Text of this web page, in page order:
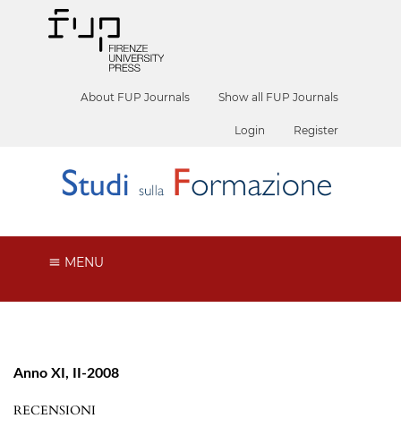
About FUP Journals Show all FUP Journals
Login Register
MENU
Anno XI, II-2008
RECENSIONI